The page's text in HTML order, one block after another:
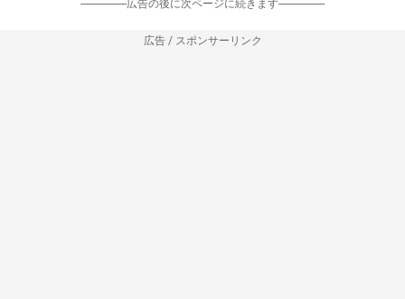
-----------------広告の後に次ページに続きます-----------------
広告 / スポンサーリンク